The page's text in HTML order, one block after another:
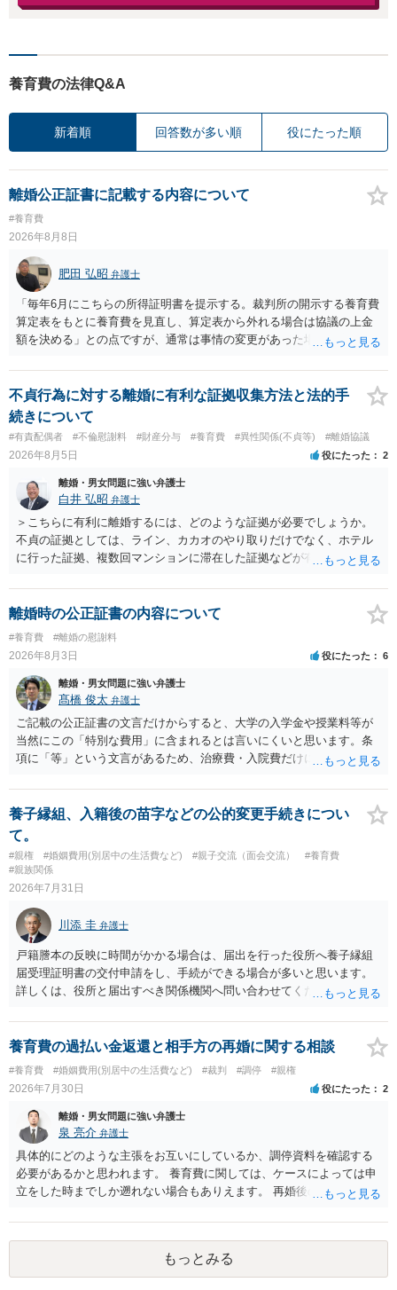
養育費の法律Q&A
新着順 回答数が多い順 役にたった順
離婚公正証書に記載する内容について
#養育費
2026年8月8日
肥田 弘昭 弁護士
「毎年6月にこちらの所得証明書を提示する。裁判所の開示する養育費
算定表をもとに養育費を見直し、算定表から外れる場合は協議の上金
額を決める」との点ですが、通常は事情の変更があった場合に変更し
来なかった事情の変更により双方協議の上増減出来る」と「通知義務
に勤務先」が含まれているので、私に収入が入った事は相手に通知が
行く事になり、上記のような文言が無くても養育費の見直しは適宜出
来るかと思うのですが違うのでしょうか？との点はそのとおりかと思
います。養育費は事情の変更があった場合に変更するので毎年見直す
ことはあまりないです。ご参考にしてください。
不貞行為に対する離婚に有利な証拠収集方法と法的手
続きについて
#有責配偶者 #不倫慰謝料 #財産分与 #養育費 #異性関係(不貞等) #離婚協議
2026年8月5日 役にたった 2
離婚・男女問題に強い弁護士
白井 弘昭 弁護士
＞こちらに有利に離婚するには、どのような証拠が必要でしょうか。
不貞の証拠としては、ライン、カカオのやり取りだけでなく、ホテル
に行った証拠、複数回マンションに滞在した証拠などが有効です。 不
婚する、慰謝料をとるなど）ことができると思われます。 ただし、不
貞発覚後、長期間同居を続けると、不貞を許したとの評価につながる
離婚時の公正証書の内容について
#養育費 #離婚の慰謝料
2026年8月3日 役にたった 6
離婚・男女問題に強い弁護士
髙橋 俊太 弁護士
ご記載の公正証書の文言だけからすると、大学の入学金や授業料等が
当然にこの「特別な費用」に含まれるとは言いにくいと思います。条
項に「等」という文言があるため、治療費・入院費だけに限定される
れていますので、通常は、病気や事故によって臨時に必要となった医
療費その他これに類する特別支出を念頭に置いた条項と読むのが自然
です。したがって、大学の入学金、授業料、受験費用などの教育費に
ついてまで、「この条項があるから当然に半額を請求できる」とまで
は言いにくいと思われます。なお、通常、大学進学費用をどこまで負
担すべきかについては、離婚時の合意内容のほか、子どもの年齢、大
や費用などを踏まえて個別に検討することになります。公正証書の他
の条項において、養育費の終期についてどのように定められている
か、大学進学に関する定めの有無、「教育費」「進学費用」に関する
定めの有無等について確認する必要があると考えられます。
養子縁組、入籍後の苗字などの公的変更手続きについ
て。
#親権 #婚姻費用(別居中の生活費など) #親子交流（面会交流）
#養育費
#親族関係
2026年7月31日
川添 圭 弁護士
戸籍謄本の反映に時間がかかる場合は、届出を行った役所へ養子縁組
届受理証明書の交付申請をし、手続ができる場合が多いと思います。
詳しくは、役所と届出すべき関係機関へ問い合わせてください。
養育費の過払い金返還と相手方の再婚に関する相談
#養育費 #婚姻費用(別居中の生活費など) #裁判 #調停 #親権
2026年7月30日 役にたった 2
離婚・男女問題に強い弁護士
泉 亮介 弁護士
具体的にどのような主張をお互いにしているか、調停資料を確認する
必要があるかと思われます。 養育費に関しては、ケースによっては申
立をした時までしか遡れない場合もありえます。 再婚後の相手方の行
養育費に関するやりとり等があればそちらについても確認する必要が
あるでしょう。 公開相談の場での回答よりも個別に弁護士にご相談さ
れることをお勧めいたします。もっとみる